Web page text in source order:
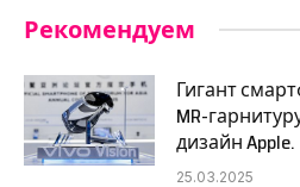
Рекомендуем
Гигант
MR-
дизайн Apple.
25.03.2025